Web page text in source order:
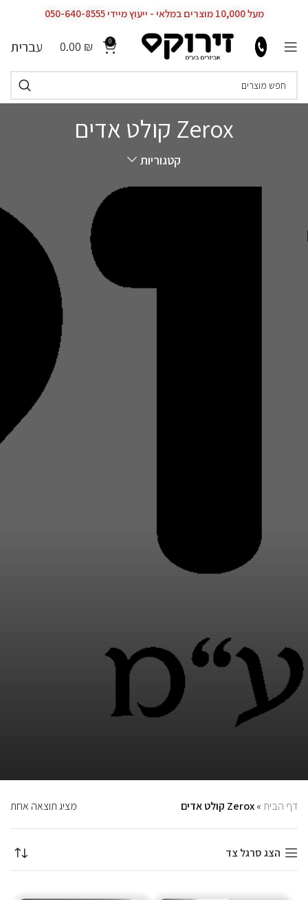
מעל 10,000 מוצרים במלאי - ייעוץ מיידי 050-640-8555
0
0.00 ₪ עברית
Zerox קולט אדים
קטגוריות
דף הבית»Zerox קולט אדים מציג תוצאה אחת
הצג סרגל צד